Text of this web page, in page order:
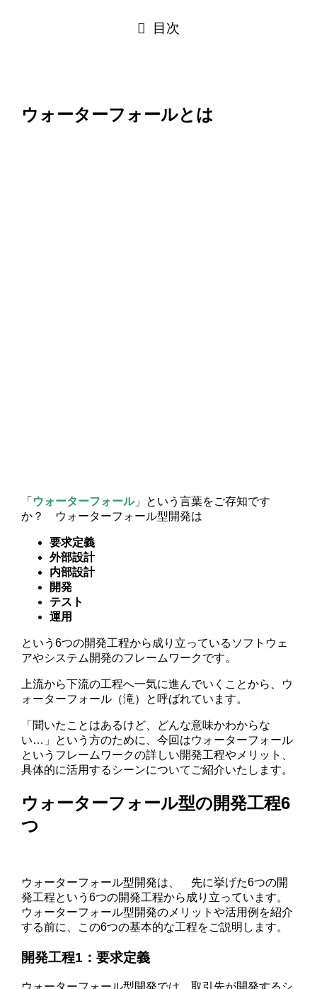
目次
ウォーターフォールとは
「 ウォーターフォール」という言葉をご存知です
か？ ウォーターフォール型開発は
要求定義
外部設計
内部設計
開発
テスト
運用
という6つの開発工程から成り立っているソフトウェ
アやシステム開発のフレームワークです。
上流から下流の工程へ一気に進んでいくことから、ウ
ォーターフォール（滝）と呼ばれています。
「聞いたことはあるけど、どんな意味かわからな
い…」という方のために、今回はウォーターフォール
というフレームワークの詳しい開発工程やメリット、
具体的に活用するシーンについてご紹介いたします。
ウォーターフォール型の開発工程6
つ
ウォーターフォール型開発は、 先に挙げた6つの開
発工程という6つの開発工程から成り立っています。
ウォーターフォール型開発のメリットや活用例を紹介
する前に、この6つの基本的な工程をご説明します。
開発工程1：要求定義